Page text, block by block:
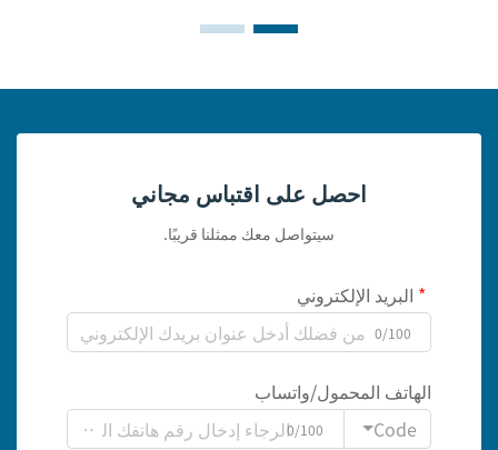
احصل على اقتباس مجاني
سيتواصل معك ممثلنا قريبًا.
البريد الإلكتروني
0/100
الهاتف المحمول/واتساب
Code
0/100